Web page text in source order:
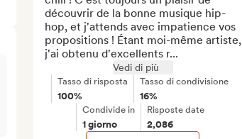
découvrir de la bonne musique hip-
hop, et j'attends avec impatience vos
propositions ! Étant moi-même artiste,
j'ai obtenu d'excellents r...
Vedi di più
Tasso di risposta
100%
Tasso di condivisione
16%
Condivide in
1 giorno
Risposte date
2,086